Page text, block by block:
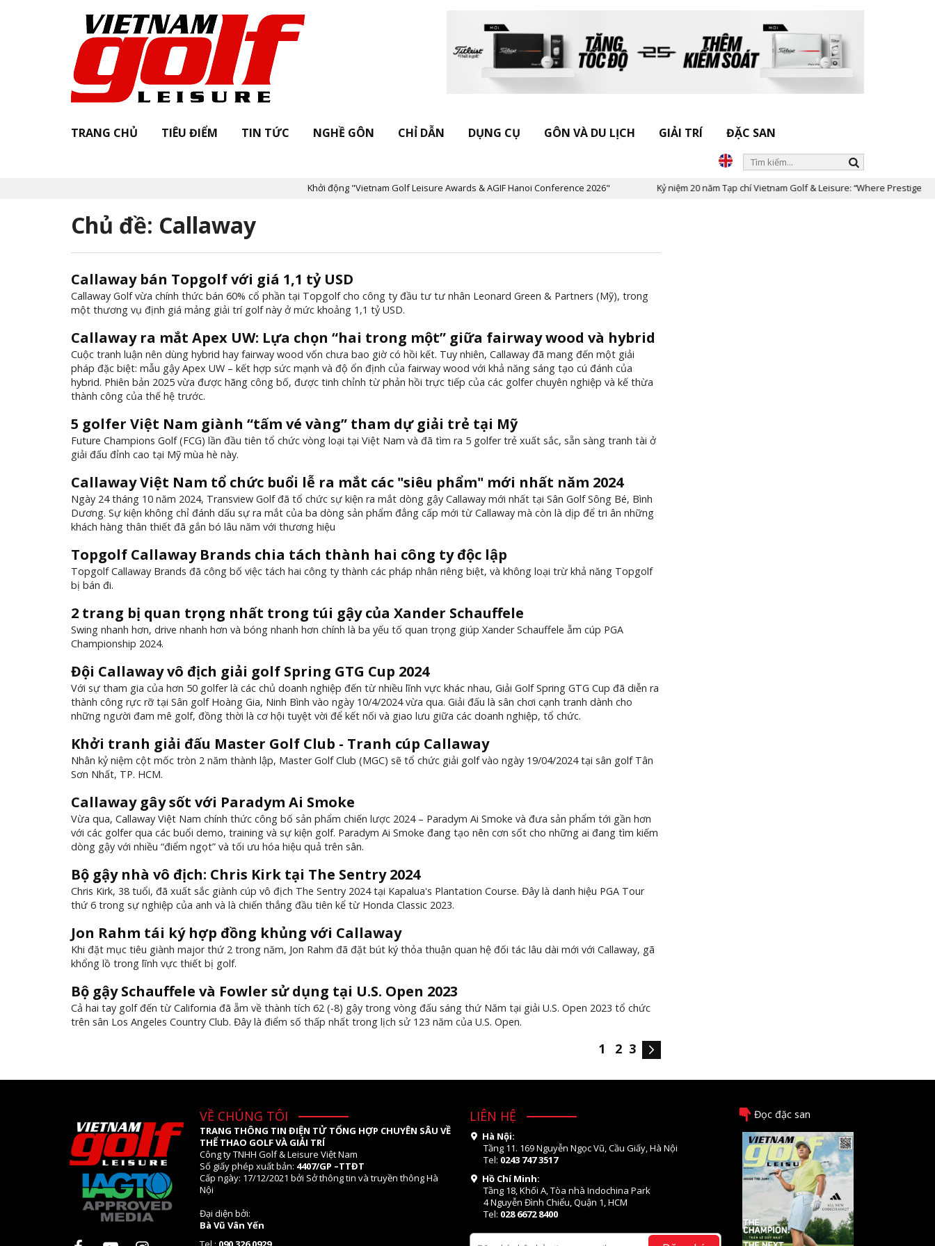
TRANG CHỦ TIÊU ĐIỂM TIN TỨC NGHỀ GÔN CHỈ DẪN DỤNG CỤ GÔN VÀ DU LỊCH GIẢI TRÍ ĐẶC SAN
Khởi động "Vietnam Golf Leisure Awards & AGIF Hanoi Conference 2026" Kỷ niệm 20 năm Tạp chí Vietnam Golf & Leisure: “Where Prestige Meets
Chủ đề: Callaway
Callaway bán Topgolf với giá 1,1 tỷ USD
Callaway Golf vừa chính thức bán 60% cổ phần tại Topgolf cho công ty đầu tư tư nhân Leonard Green & Partners (Mỹ), trong
một thương vụ định giá mảng giải trí golf này ở mức khoảng 1,1 tỷ USD.
Callaway ra mắt Apex UW: Lựa chọn “hai trong một” giữa fairway wood và hybrid
Cuộc tranh luận nên dùng hybrid hay fairway wood vốn chưa bao giờ có hồi kết. Tuy nhiên, Callaway đã mang đến một giải
pháp đặc biệt: mẫu gậy Apex UW – kết hợp sức mạnh và độ ổn định của fairway wood với khả năng sáng tạo cú đánh của
hybrid. Phiên bản 2025 vừa được hãng công bố, được tinh chỉnh từ phản hồi trực tiếp của các golfer chuyên nghiệp và kế thừa
thành công của thế hệ trước.
5 golfer Việt Nam giành “tấm vé vàng” tham dự giải trẻ tại Mỹ
Future Champions Golf (FCG) lần đầu tiên tổ chức vòng loại tại Việt Nam và đã tìm ra 5 golfer trẻ xuất sắc, sẵn sàng tranh tài ở
giải đấu đỉnh cao tại Mỹ mùa hè này.
Callaway Việt Nam tổ chức buổi lễ ra mắt các "siêu phẩm" mới nhất năm 2024
Ngày 24 tháng 10 năm 2024, Transview Golf đã tổ chức sự kiện ra mắt dòng gậy Callaway mới nhất tại Sân Golf Sông Bé, Bình
Dương. Sự kiện không chỉ đánh dấu sự ra mắt của ba dòng sản phẩm đẳng cấp mới từ Callaway mà còn là dịp để tri ân những
khách hàng thân thiết đã gắn bó lâu năm với thương hiệu
Topgolf Callaway Brands chia tách thành hai công ty độc lập
Topgolf Callaway Brands đã công bố việc tách hai công ty thành các pháp nhân riêng biệt, và không loại trừ khả năng Topgolf
bị bán đi.
2 trang bị quan trọng nhất trong túi gậy của Xander Schauffele
Swing nhanh hơn, drive nhanh hơn và bóng nhanh hơn chính là ba yếu tố quan trọng giúp Xander Schauffele ẵm cúp PGA
Championship 2024.
Đội Callaway vô địch giải golf Spring GTG Cup 2024
Với sự tham gia của hơn 50 golfer là các chủ doanh nghiệp đến từ nhiều lĩnh vực khác nhau, Giải Golf Spring GTG Cup đã diễn ra
thành công rực rỡ tại Sân golf Hoàng Gia, Ninh Bình vào ngày 10/4/2024 vừa qua. Giải đấu là sân chơi cạnh tranh dành cho
những người đam mê golf, đồng thời là cơ hội tuyệt vời để kết nối và giao lưu giữa các doanh nghiệp, tổ chức.
Khởi tranh giải đấu Master Golf Club - Tranh cúp Callaway
Nhân kỷ niệm cột mốc tròn 2 năm thành lập, Master Golf Club (MGC) sẽ tổ chức giải golf vào ngày 19/04/2024 tại sân golf Tân
Sơn Nhất, TP. HCM.
Callaway gây sốt với Paradym Ai Smoke
Vừa qua, Callaway Việt Nam chính thức công bố sản phẩm chiến lược 2024 – Paradym Ai Smoke và đưa sản phẩm tới gần hơn
với các golfer qua các buổi demo, training và sự kiện golf. Paradym Ai Smoke đang tạo nên cơn sốt cho những ai đang tìm kiếm
dòng gậy với nhiều “điểm ngọt” và tối ưu hóa hiệu quả trên sân.
Bộ gậy nhà vô địch: Chris Kirk tại The Sentry 2024
Chris Kirk, 38 tuổi, đã xuất sắc giành cúp vô địch The Sentry 2024 tại Kapalua's Plantation Course. Đây là danh hiệu PGA Tour
thứ 6 trong sự nghiệp của anh và là chiến thắng đầu tiên kể từ Honda Classic 2023.
Jon Rahm tái ký hợp đồng khủng với Callaway
Khi đặt mục tiêu giành major thứ 2 trong năm, Jon Rahm đã đặt bút ký thỏa thuận quan hệ đối tác lâu dài mới với Callaway, gã
khổng lồ trong lĩnh vực thiết bị golf.
Bộ gậy Schauffele và Fowler sử dụng tại U.S. Open 2023
Cả hai tay golf đến từ California đã ẵm về thành tích 62 (-8) gậy trong vòng đấu sáng thứ Năm tại giải U.S. Open 2023 tổ chức
trên sân Los Angeles Country Club. Đây là điểm số thấp nhất trong lịch sử 123 năm của U.S. Open.
1 2 3
VỀ CHÚNG TÔI
TRANG THÔNG TIN ĐIỆN TỬ TỔNG HỢP CHUYÊN SÂU VỀ
THỂ THAO GOLF VÀ GIẢI TRÍ
Công ty TNHH Golf & Leisure Việt Nam
Số giấy phép xuất bản: 4407/GP –TTĐT
Cấp ngày: 17/12/2021 bởi Sở thông tin và truyền thông Hà
Nội
Đại diện bởi:
Bà Vũ Vân Yến
LIÊN HỆ
Hà Nội:
Tầng 11. 169 Nguyễn Ngọc Vũ, Cầu Giấy, Hà Nội
Tel: 0243 747 3517
Hồ Chí Minh:
Tầng 18, Khối A, Tòa nhà Indochina Park
4 Nguyễn Đình Chiểu, Quận 1, HCM
Tel: 028 6672 8400
Đọc đặc san